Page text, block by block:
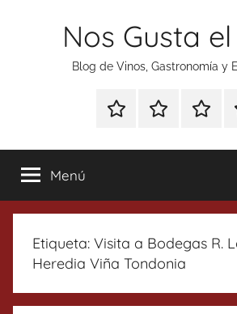
Nos Gusta
Blog de Vinos, Gastronomía y
Especial
Tonics
Enoturismo
Gastronomía
Ranking
Menú
Etiqueta: Visita a Bodegas R.
Heredia Viña Tondonia